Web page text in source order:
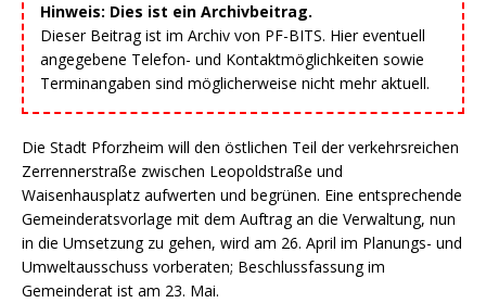
Hinweis: Dies ist ein Archivbeitrag.
Dieser Beitrag ist im Archiv von PF-BITS. Hier eventuell
angegebene Telefon- und Kontaktmöglichkeiten sowie
Terminangaben sind möglicherweise nicht mehr aktuell.
Die Stadt Pforzheim will den östlichen Teil der verkehrsreichen
Zerrennerstraße zwischen Leopoldstraße und
Waisenhausplatz aufwerten und begrünen. Eine entsprechende
Gemeinderatsvorlage mit dem Auftrag an die Verwaltung, nun
in die Umsetzung zu gehen, wird am 26. April im Planungs- und
Umweltausschuss vorberaten; Beschlussfassung im
Gemeinderat ist am 23. Mai.